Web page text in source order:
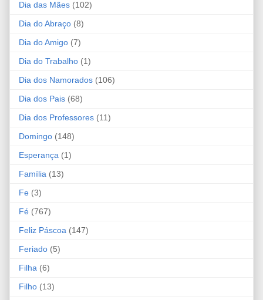
Dia das Mães (102)
Dia do Abraço (8)
Dia do Amigo (7)
Dia do Trabalho (1)
Dia dos Namorados (106)
Dia dos Pais (68)
Dia dos Professores (11)
Domingo (148)
Esperança (1)
Família (13)
Fe (3)
Fé (767)
Feliz Páscoa (147)
Feriado (5)
Filha (6)
Filho (13)